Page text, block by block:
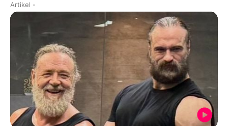
Artikel -